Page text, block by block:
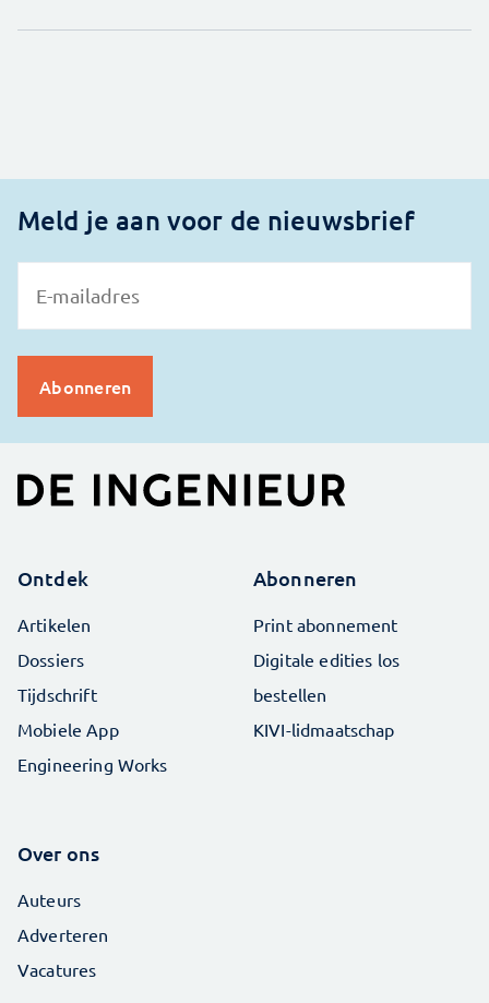
Meld je aan voor de nieuwsbrief
Ontdek
Artikelen
Dossiers
Tijdschrift
Mobiele App
Engineering Works
Abonneren
Print abonnement
Digitale edities los
bestellen
KIVI-lidmaatschap
Over ons
Auteurs
Adverteren
Vacatures